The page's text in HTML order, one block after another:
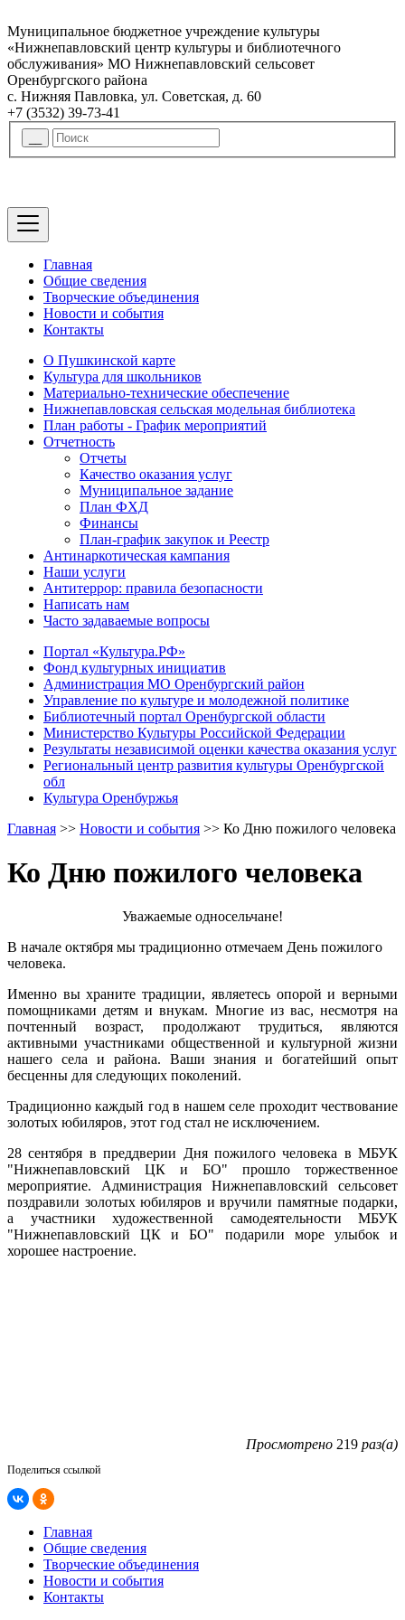
Муниципальное бюджетное учреждение культуры
«Нижнепавловский центр культуры и библиотечного
обслуживания» МО Нижнепавловский сельсовет
Оренбургского района
с. Нижняя Павловка, ул. Советская, д. 60
+7 (3532) 39-73-41
Главная
Общие сведения
Творческие объединения
Новости и события
Контакты
О Пушкинской карте
Культура для школьников
Материально-технические обеспечение
Нижнепавловская сельская модельная библиотека
План работы - График мероприятий
Отчетность
Отчеты
Качество оказания услуг
Муниципальное задание
План ФХД
Финансы
План-график закупок и Реестр
Антинаркотическая кампания
Наши услуги
Антитеррор: правила безопасности
Написать нам
Часто задаваемые вопросы
Портал «Культура.РФ»
Фонд культурных инициатив
Администрация МО Оренбургский район
Управление по культуре и молодежной политике
Библиотечный портал Оренбургской области
Министерство Культуры Российской Федерации
Результаты независимой оценки качества оказания услуг
Региональный центр развития культуры Оренбургской
обл
Культура Оренбуржья
Главная >> Новости и события >> Ко Дню пожилого человека
Ко Дню пожилого человека
Уважаемые односельчане!
В начале октября мы традиционно отмечаем День пожилого
человека.
Именно вы храните традиции, являетесь опорой и верными
помощниками детям и внукам. Многие из вас, несмотря на
почтенный возраст, продолжают трудиться, являются
активными участниками общественной и культурной жизни
нашего села и района. Ваши знания и богатейший опыт
бесценны для следующих поколений.
Традиционно каждый год в нашем селе проходит чествование
золотых юбиляров, этот год стал не исключением.
28 сентября в преддверии Дня пожилого человека в МБУК
"Нижнепавловский ЦК и БО" прошло торжественное
мероприятие. Администрация Нижнепавловский сельсовет
поздравили золотых юбиляров и вручили памятные подарки,
а участники художественной самодеятельности МБУК
"Нижнепавловский ЦК и БО" подарили море улыбок и
хорошее настроение.
Просмотрено 219 раз(а)
Поделиться ссылкой
Главная
Общие сведения
Творческие объединения
Новости и события
Контакты